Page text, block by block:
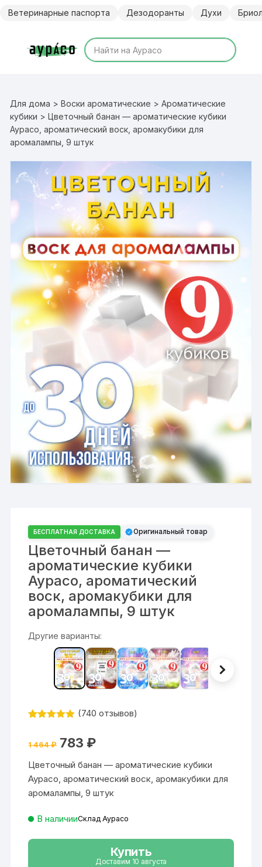
Ветеринарные паспорта Дезодоранты Духи
Для дома >Воски ароматические >Ароматические
кубики > Цветочный банан — ароматические кубики
Аурасо, ароматический воск, аромакубики для
аромалампы, 9 штук
БЕСПЛАТНАЯ ДОСТАВКА Оригинальный товар
Цветочный банан —
ароматические кубики
Аурасо, ароматический
воск, аромакубики для
аромалампы, 9 штук
Другие варианты:
на основе
пользовате
лей
(740 отзывов)
1 464₽ Первоначальная
цена
1
464 ₽.
783 ₽Текущая
Цветочный банан — ароматические кубики
Аурасо, ароматический воск, аромакубики для
аромалампы, 9 штук
В наличииСклад Аурасо
Купить
Доставим 10 августа